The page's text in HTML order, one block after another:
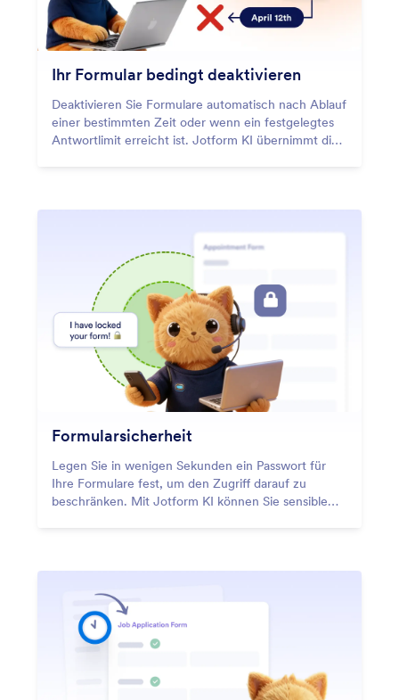
Ihr Formular bedingt deaktivieren
Deaktivieren Sie Formulare automatisch nach Ablauf
einer bestimmten Zeit oder wenn ein festgelegtes
Antwortlimit erreicht ist. Jotform KI übernimmt die
Formularsicherheit
Legen Sie in wenigen Sekunden ein Passwort für
Ihre Formulare fest, um den Zugriff darauf zu
beschränken. Mit Jotform KI können Sie sensible